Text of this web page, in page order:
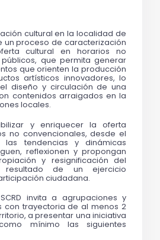
cultural en la localidad de
un proceso de caracterización
cultural en horarios no
que permita generar
que orienten la producción
artísticos innovadores, lo
diseño y circulación de una
contenidos arraigados en la
locales.
y enriquecer la oferta
no convencionales, desde el
las tendencias y dinámicas
reflexionen y propongan
y resignificación del
resultado de un ejercicio
ciudadana.
invita a agrupaciones y
con trayectoria de al menos 2
a presentar una iniciativa
mínimo las siguientes